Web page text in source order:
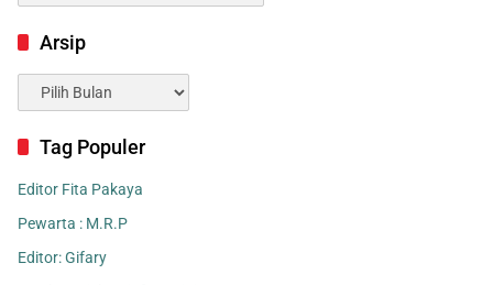
Arsip
Arsip
Tag Populer
Editor Fita Pakaya
Pewarta : M.R.P
Editor: Gifary